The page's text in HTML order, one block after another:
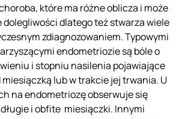
które ma różne oblicza i może
dolegliwości dlatego też stwarza wiele
zdiagnozowaniem. Typowymi
endometriozie są bóle o
i stopniu nasilenia pojawiające
miesiączką lub w trakcie jej trwania. U
na endometriozę obserwuje się
i obfite miesiączki. Innymi